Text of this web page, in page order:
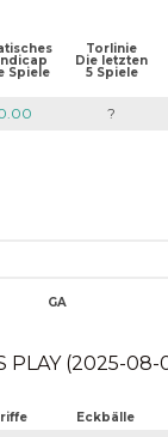
Spiele
Torlinie
Die letzten
5 Spiele
?
GA
PLAY (2025-
Eckbälle